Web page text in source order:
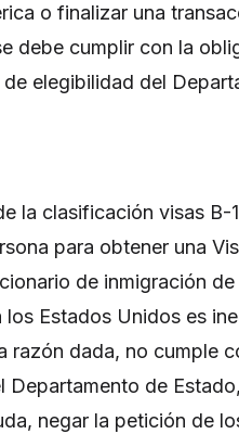
o finalizar una
debe cumplir con la
elegibilidad del
la clasificación visas B-
para obtener una
de inmigración
los Estados Unidos es
razón dada, no cumple
Departamento de
negar la petición de